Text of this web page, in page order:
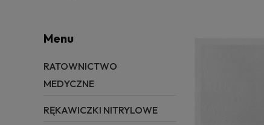
Menu
RATOWNICTWO
MEDYCZNE
RĘKAWICZKI NITRYLOWE